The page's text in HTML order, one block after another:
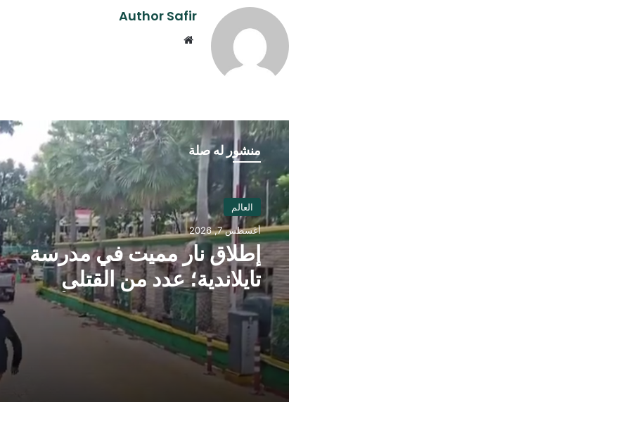
Author Safir
منشور له صلة
العالم
أغسطس 7, 2026
إطلاق نار مميت في مدرسة
تايلاندية؛ عدد من القتلى
وعشرون جريحًا على الأقل